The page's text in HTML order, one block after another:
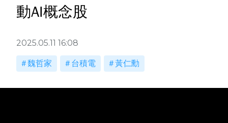
動AI概念股
2025.05.11 16:08
魏哲家 台積電 黃仁勳